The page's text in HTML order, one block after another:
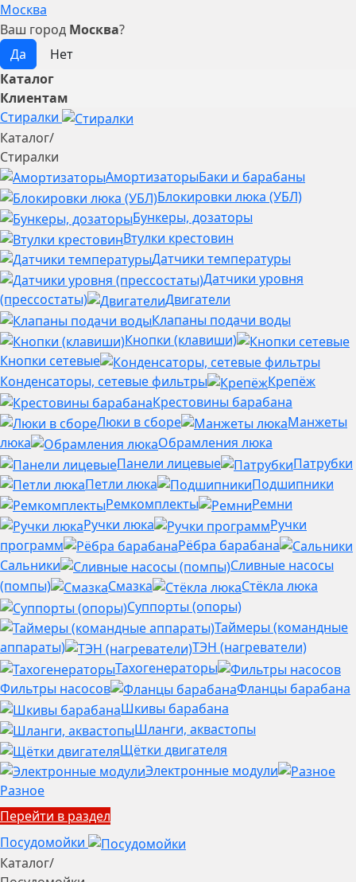
Москва
Ваш город Москва?
Каталог
Клиентам
Стиралки
Каталог/
Стиралки
АмортизаторыБаки и барабаны
Блокировки люка (УБЛ)
Бункеры, дозаторы
Втулки крестовин
Датчики температуры
Датчики уровня
(прессостаты)
Двигатели
Клапаны подачи воды
Кнопки (клавиши)
Кнопки сетевые
Конденсаторы, сетевые фильтры
Крепёж
Крестовины барабана
Люки в сборе
Манжеты
люка
Обрамления люка
Панели лицевые
Патрубки
Петли люка
Подшипники
Ремкомплекты
Ремни
Ручки люка
Ручки
программ
Рёбра барабана
Сальники
Сливные насосы
(помпы)
Смазка
Стёкла люка
Суппорты (опоры)
Таймеры (командные
аппараты)
ТЭН (нагреватели)
Тахогенераторы
Фильтры насосов
Фланцы барабана
Шкивы барабана
Шланги, аквастопы
Щётки двигателя
Электронные модули
Разное
Перейти в раздел
Посудомойки
Каталог/